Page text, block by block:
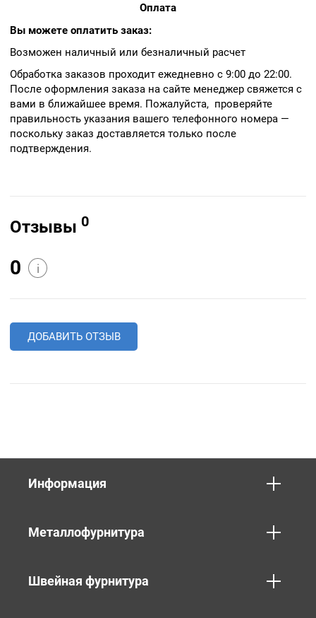
Оплата
Вы можете оплатить заказ:
Возможен наличный или безналичный расчет
Обработка заказов проходит ежедневно с 9:00 до 22:00.
После оформления заказа на сайте менеджер свяжется с
вами в ближайшее время. Пожалуйста, проверяйте
правильность указания вашего телефонного номера —
поскольку заказ доставляется только после
подтверждения.
Отзывы 0
0 i
ДОБАВИТЬ ОТЗЫВ
Информация
Металлофурнитура
Швейная фурнитура